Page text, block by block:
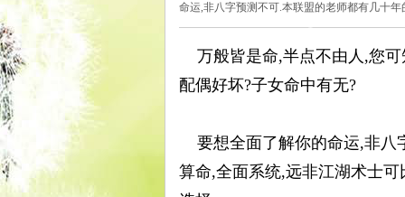
命运,非八字预测不可.本联盟的老师都有几十
万般皆是命,半点不由人,您可
配偶好坏?子女命中有无?
要想全面了解你的命运,非八
算命,全面系统,远非江湖术士